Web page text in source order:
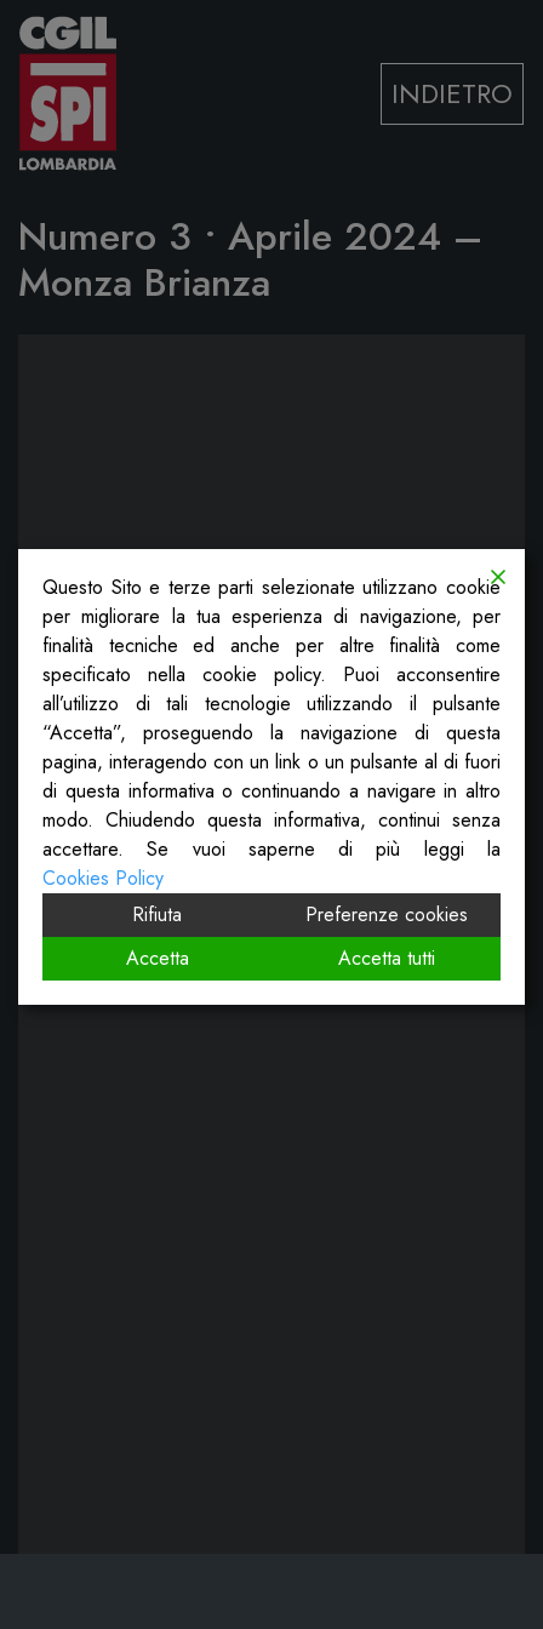
Vai al contenuto
INDIETRO
Numero 3 • Aprile 2024 –
Monza Brianza
Questo Sito e terze parti selezionate utilizzano cookie
per migliorare la tua esperienza di navigazione, per
finalità tecniche ed anche per altre finalità come
specificato nella cookie policy. Puoi acconsentire
all’utilizzo di tali tecnologie utilizzando il pulsante
“Accetta”, proseguendo la navigazione di questa
pagina, interagendo con un link o un pulsante al di fuori
di questa informativa o continuando a navigare in altro
modo. Chiudendo questa informativa, continui senza
accettare. Se vuoi saperne di più leggi la
Cookies Policy
Rifiuta
Preferenze cookies
Accetta
Accetta tutti